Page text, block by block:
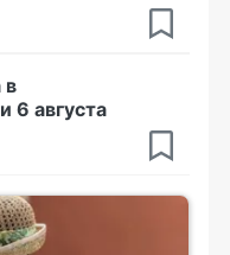
в
6 августа